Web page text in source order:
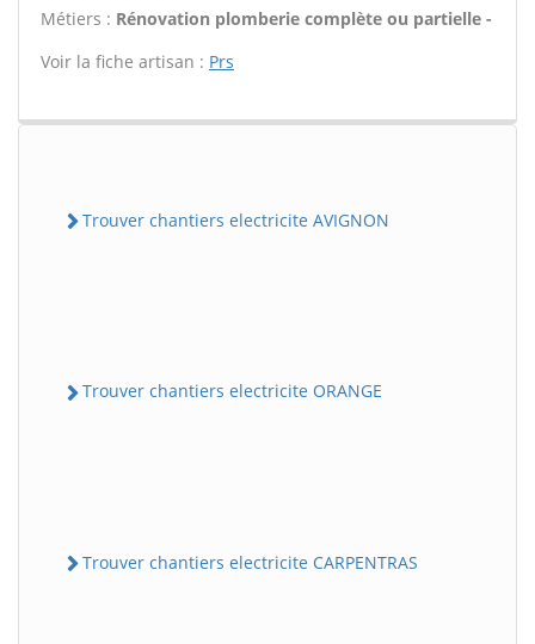
Métiers : Rénovation plomberie complète ou partielle -
Voir la fiche artisan : Prs
Trouver chantiers electricite AVIGNON
Trouver chantiers electricite ORANGE
Trouver chantiers electricite CARPENTRAS